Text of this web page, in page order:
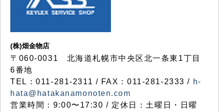
(株)畑金物店
〒060-0031 北海道札幌市中央区北一条東1丁目
6番地
TEL：011-281-2311 / FAX：011-281-2333 / h-
hata@hatakanamonoten.com
営業時間：9:00〜17:30 / 定休日：土曜日・日曜